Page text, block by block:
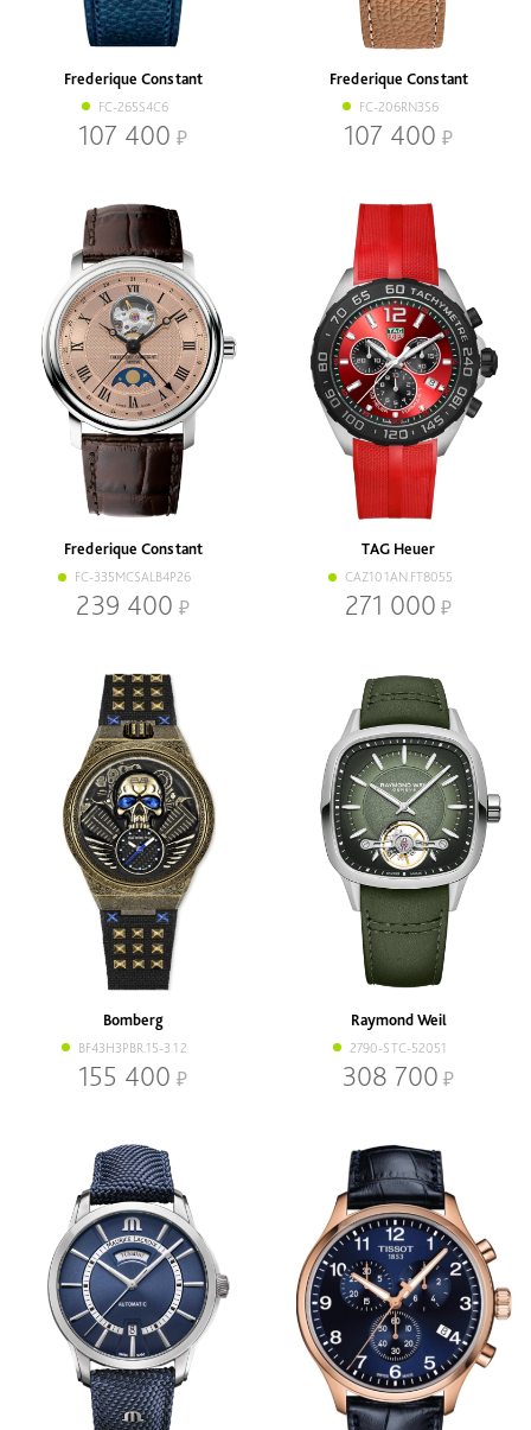
Наличие
В наличии
Кварцевый
Механический
Диаметр, мм
Frederique Constant
FC-265S4C6
107 400
Frederique Constant
FC-206RN3S6
107 400
Frederique Constant
FC-335MCSALB4P26
239 400
TAG Heuer
CAZ101AN.FT8055
271 000
Bomberg
BF43H3PBR.15-3.12
155 400
Raymond Weil
2790-STC-52051
308 700